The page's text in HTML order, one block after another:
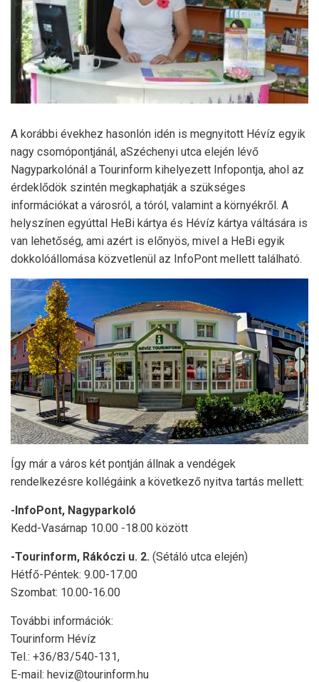
A korábbi évekhez hasonlón idén is megnyitott Hévíz egyik
nagy csomópontjánál, aSzéchenyi utca elején lévő
Nagyparkolónál a Tourinform kihelyezett Infopontja, ahol az
érdeklődök szintén megkaphatják a szükséges
információkat a városról, a tóról, valamint a környékről. A
helyszínen egyúttal HeBi kártya és Hévíz kártya váltására is
van lehetőség, ami azért is előnyös, mivel a HeBi egyik
dokkolóállomása közvetlenül az InfoPont mellett található.
Így már a város két pontján állnak a vendégek
rendelkezésre kollégáink a következő nyitva tartás mellett:
-InfoPont, Nagyparkoló
Kedd-Vasárnap 10.00 -18.00 között
-Tourinform, Rákóczi u. 2. (Sétáló utca elején)
Hétfő-Péntek: 9.00-17.00
Szombat: 10.00-16.00
További információk:
Tourinform Hévíz
Tel.: +36/83/540-131,
E-mail: heviz@tourinform.hu